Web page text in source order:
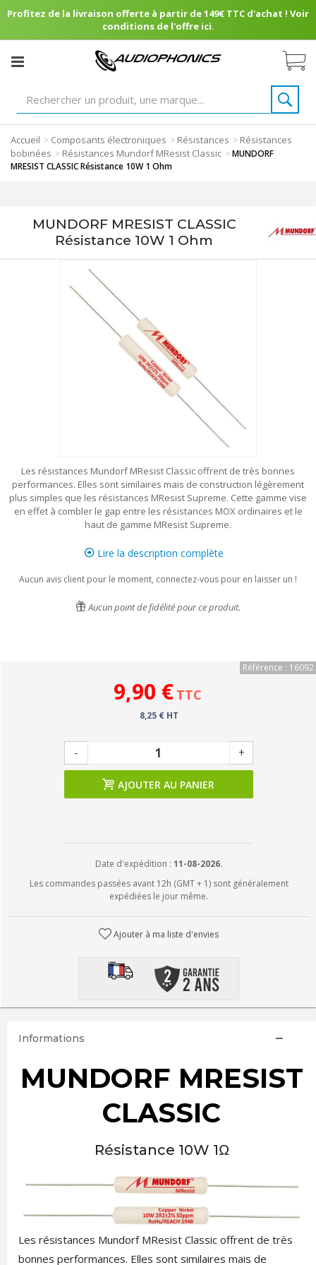
Profitez de la livraison offerte à partir de 149€ TTC d'achat ! Voir
conditions de l'offre ici.
Accueil > Composants électroniques > Résistances > Résistances
bobinées > Résistances Mundorf MResist Classic >MUNDORF
MRESIST CLASSIC Résistance 10W 1 Ohm
MUNDORF MRESIST CLASSIC
Résistance 10W 1 Ohm
Les résistances Mundorf MResist Classic offrent de très bonnes
performances. Elles sont similaires mais de construction légèrement
plus simples que les résistances MResist Supreme. Cette gamme vise
en effet à combler le gap entre les résistances MOX ordinaires et le
haut de gamme MResist Supreme.
Lire la description complète
Aucun avis client pour le moment, connectez-vous pour en laisser un !
Aucun point de fidélité pour ce produit.
Référence : 16092
9,90 € TTC
8,25 € HT
- +
AJOUTER AU PANIER
Date d'expédition : 11-08-2026.
Les commandes passées avant 12h (GMT + 1) sont généralement
expédiées le jour même.
Ajouter à ma liste d'envies
Informations
MUNDORF MRESIST
CLASSIC
Résistance 10W 1Ω
Les résistances Mundorf MResist Classic offrent de très
bonnes performances. Elles sont similaires mais de